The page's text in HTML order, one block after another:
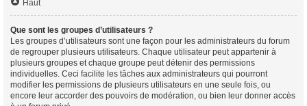
Haut
Que sont les groupes d’utilisateurs ?
Les groupes d’utilisateurs sont une façon pour les administrateurs du forum
de regrouper plusieurs utilisateurs. Chaque utilisateur peut appartenir à
plusieurs groupes et chaque groupe peut détenir des permissions
individuelles. Ceci facilite les tâches aux administrateurs qui pourront
modifier les permissions de plusieurs utilisateurs en une seule fois, ou
encore leur accorder des pouvoirs de modération, ou bien leur donner accès